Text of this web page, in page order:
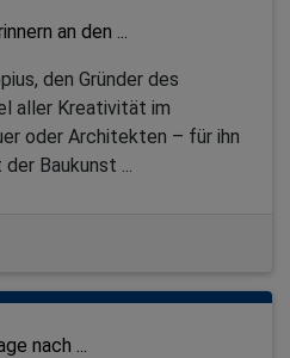
an den ...
den Gründer des
aller Kreativität im
oder Architekten – für ihn
Baukunst ...
nach ...